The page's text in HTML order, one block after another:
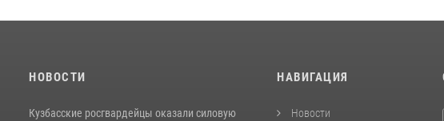
НОВОСТИ
Кузбасские росгвардейцы оказали силовую
НАВИГАЦИЯ
Новости